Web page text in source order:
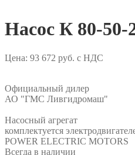
Насос К 80-50-
Цена: 93 672 руб. с НДС
Официальный дилер
АО "ГМС Ливгидромаш"
Насосный агрегат
комплектуется
POWER ELECTRIC MOTORS
Всегда в наличии